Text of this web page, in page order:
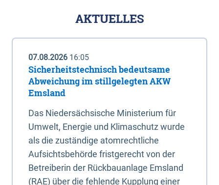
AKTUELLES
07.08.2026 16:05
Sicherheitstechnisch bedeutsame
Abweichung im stillgelegten AKW
Emsland
Das Niedersächsische Ministerium für
Umwelt, Energie und Klimaschutz wurde
als die zuständige atomrechtliche
Aufsichtsbehörde fristgerecht von der
Betreiberin der Rückbauanlage Emsland
(RAE) über die fehlende Kupplung einer